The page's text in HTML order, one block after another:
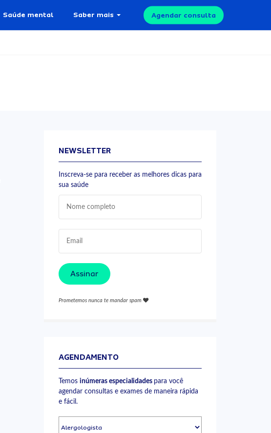
Saúde mental Saber mais Agendar consulta
NEWSLETTER
Inscreva-se para receber as melhores dicas para
sua saúde
Assinar
Prometemos nunca te mandar spam
AGENDAMENTO
Temos inúmeras especialidades para você
agendar consultas e exames de maneira rápida
e fácil.